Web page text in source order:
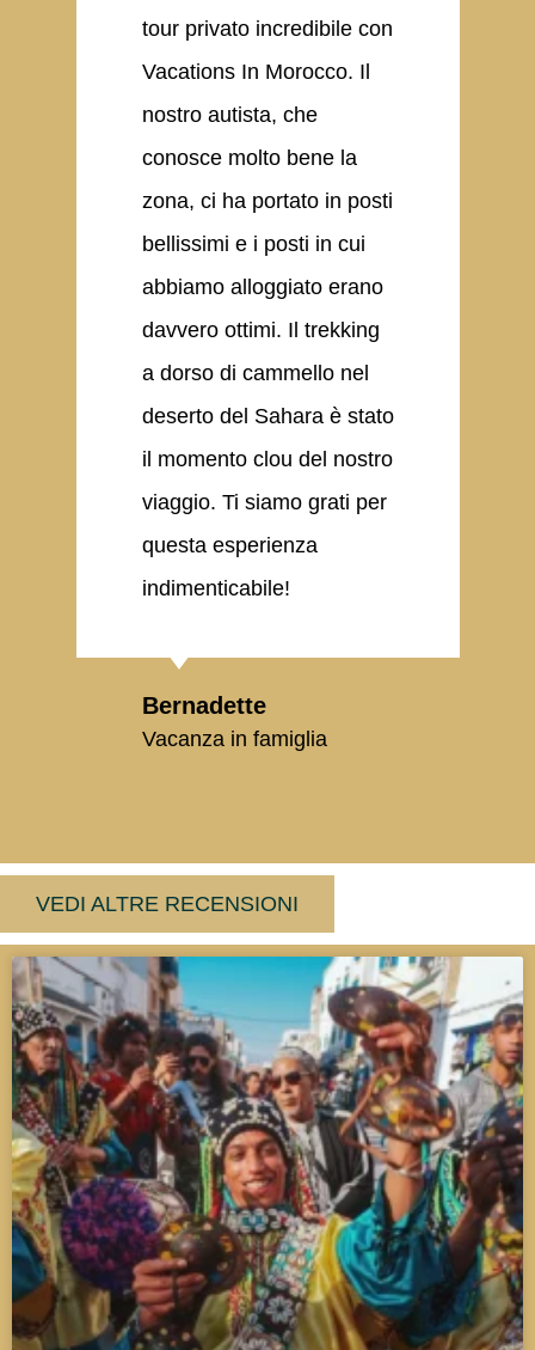
tour privato incredibile con
Vacations In Morocco. Il
nostro autista, che
conosce molto bene la
zona, ci ha portato in posti
bellissimi e i posti in cui
abbiamo alloggiato erano
davvero ottimi. Il trekking
a dorso di cammello nel
deserto del Sahara è stato
il momento clou del nostro
viaggio. Ti siamo grati per
questa esperienza
indimenticabile!
Bernadette
Vacanza in famiglia
VEDI ALTRE RECENSIONI